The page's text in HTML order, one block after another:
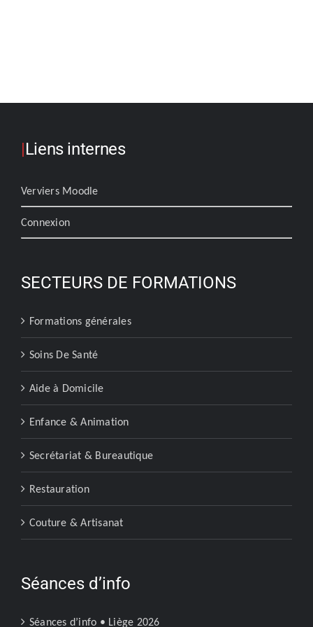
|Liens internes
Verviers Moodle
Connexion
SECTEURS DE FORMATIONS
Formations générales
Soins De Santé
Aide à Domicile
Enfance & Animation
Secrétariat & Bureautique
Restauration
Couture & Artisanat
Séances d’info
Séances d’info • Liège 2026